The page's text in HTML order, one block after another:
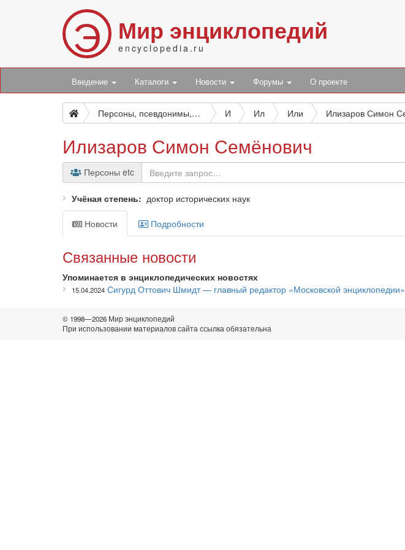
Э Мир энциклопедий
encyclopedia.ru
Введение Каталоги Новости Форумы О проекте
Персоны, псевдонимы, персонажи и боты И Ил Или
Илизаров Симон Семёнович
Персоны etc
Учёная степень доктор исторических наук
Новости Подробности
Связанные новости
Упоминается в энциклопедических новостях
15.04.2024 Сигурд Оттович Шмидт — главный редактор «Московской энциклопедии»
© 1998—2026 Мир энциклопедий
При использовании материалов сайта ссылка обязательна